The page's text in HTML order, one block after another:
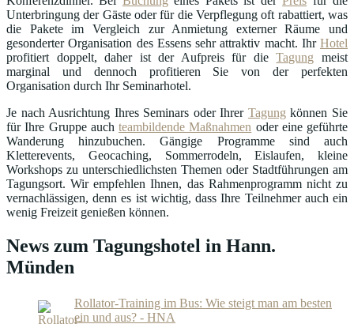
Unterbringung der Gäste oder für die Verpflegung oft rabattiert, was
die Pakete im Vergleich zur Anmietung externer Räume und
gesonderter Organisation des Essens sehr attraktiv macht. Ihr Hotel
profitiert doppelt, daher ist der Aufpreis für dieTagung meist
marginal und dennoch profitieren Sie von der perfekten
Organisation durch Ihr Seminarhotel.
Je nach Ausrichtung Ihres Seminars oder Ihrer Tagung können Sie
für Ihre Gruppe auch teambildende Maßnahmen oder eine geführte
Wanderung hinzubuchen. Gängige Programme sind auch
Kletterevents, Geocaching, Sommerrodeln, Eislaufen, kleine
Workshops zu unterschiedlichsten Themen oder Stadtführungen am
Tagungsort. Wir empfehlen Ihnen, das Rahmenprogramm nicht zu
vernachlässigen, denn es ist wichtig, dass Ihre Teilnehmer auch ein
wenig Freizeit genießen können.
News zum Tagungshotel in Hann.
Münden
Rollator-Training im Bus: Wie steigt man am besten
ein und aus? - HNA